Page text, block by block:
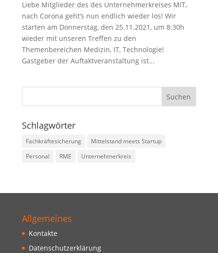
Liebe Mitglieder des des Unternehmerkreises MIT,
nach Corona geht’s nun endlich wieder los! Wir
starten am Donnerstag, den 25.11.2021, um 8:30h
wieder mit unseren Treffen zu den
Themenbereichen Medizin, IT, Technologie!
Gastgeber der Auftaktveranstaltung ist...
Schlagwörter
Fachkräftesicherung
Mittelstand meets Startup
Personal
RME Unternehmerkreis
Allgemeines
Kontakte
Datenschutzerklärung